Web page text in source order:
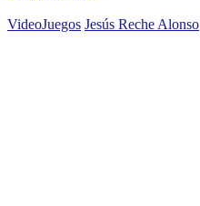
VideoJuegos Jesús Reche Alonso